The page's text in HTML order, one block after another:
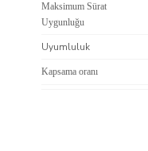
Maksimum Sürat
Uygunluğu
Uyumluluk
Kapsama oranı